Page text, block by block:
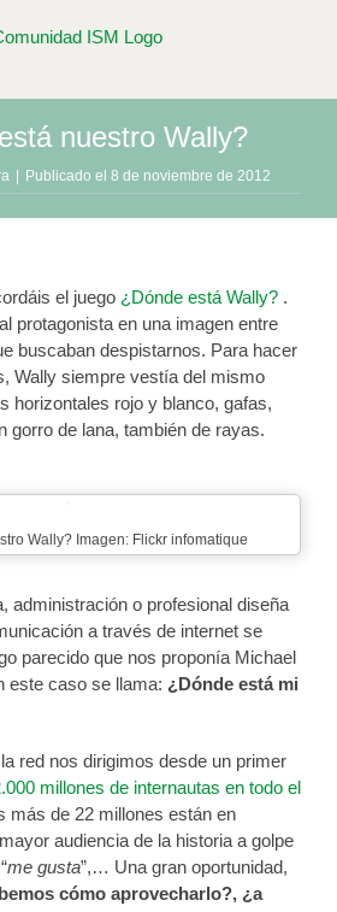
nuestro Wally?
| Publicado el 8 de noviembre de 2012
el juego ¿Dónde está Wally? .
protagonista en una imagen entre
buscaban despistarnos. Para hacer
Wally siempre vestía del mismo
horizontales rojo y blanco, gafas,
gorro de lana, también de rayas.
Wally? Imagen: Flickr infomatique
administración o profesional diseña
a través de internet se
parecido que nos proponía Michael
este caso se llama: ¿Dónde está mi
red nos dirigimos desde un primer
millones de internautas en todo el
más de 22 millones están en
audiencia de la historia a golpe
me gusta”,… Una gran oportunidad,
cómo aprovecharlo?, ¿a